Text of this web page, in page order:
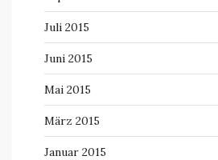
Juli 2015
Juni 2015
Mai 2015
März 2015
Januar 2015